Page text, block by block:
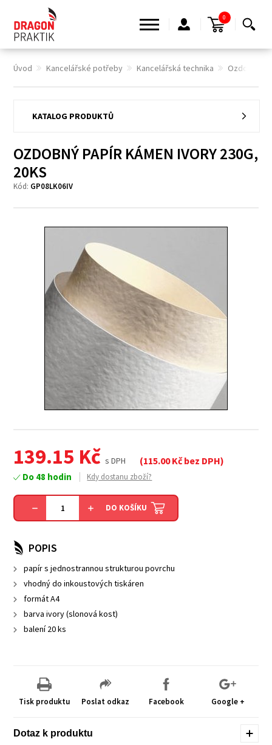
Úvod Kancelářské potřeby Kancelářská technika Ozdobné
KATALOG PRODUKTŮ
OZDOBNÝ PAPÍR KÁMEN IVORY 230G,
20KS
Kód: GP08LK06IV
139.15 Kčs DPH (115.00Kč bez DPH)
Do 48 hodin Kdy dostanu zboží?
DO KOŠÍKU
POPIS
papír s jednostrannou strukturou povrchu
vhodný do inkoustových tiskáren
formát A4
barva ivory (slonová kost)
balení 20 ks
Tisk produktu Poslat odkaz Facebook Google +
Dotaz k produktu
0